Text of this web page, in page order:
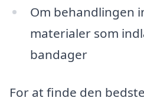
Om behandlingen
materialer som
bandager
For at finde den